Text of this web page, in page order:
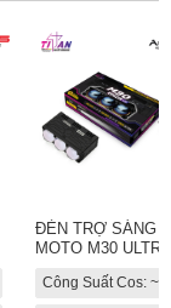
ĐÈN TRỢ SÁNG
MOTO M30
Công Suất Cos: